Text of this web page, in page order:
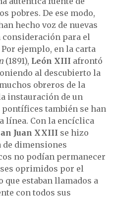
pobres. De ese modo,
hecho voz de nuevas
consideración para el
ejemplo, en la carta
(1891), León XIII afrontó
al descubierto la
obreros de la
instauración de un
también se han
línea. Con la encíclica
Juan XXIII se hizo
dimensiones
no podían permanecer
oprimidos por el
estaban llamados a
con todos sus